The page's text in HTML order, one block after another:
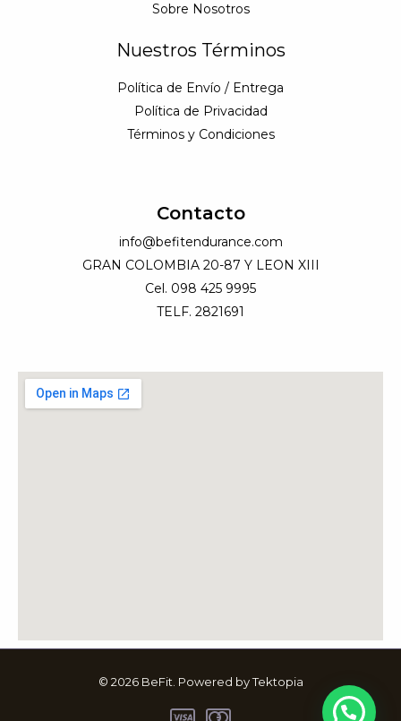
Sobre Nosotros
Nuestros Términos
Política de Envío / Entrega
Política de Privacidad
Términos y Condiciones
Contacto
info@befitendurance.com
GRAN COLOMBIA 20-87 Y LEON XIII
Cel. 098 425 9995
TELF. 2821691
© 2026 BeFit. Powered by Tektopia